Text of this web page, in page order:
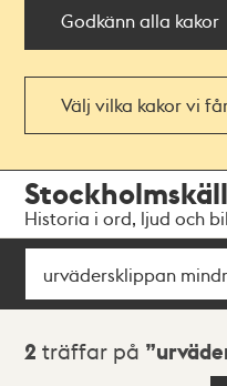
Godkänn alla kakor
Välj vilka kakor vi
navigationen
huvudinnehållet
Historia i ord, ljud och
Sök
Sökresultat
2 träffar på